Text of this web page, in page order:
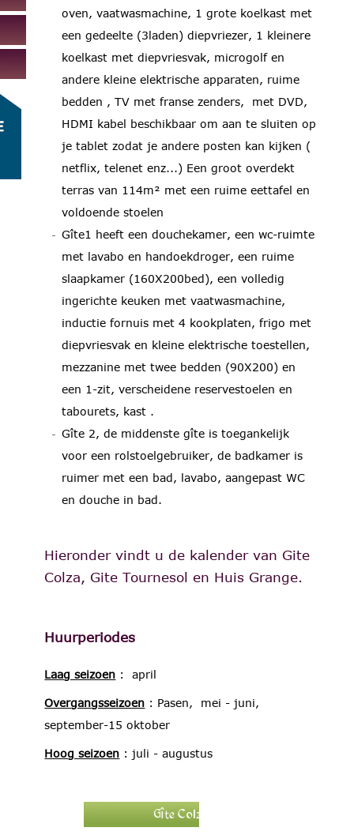
oven, vaatwasmachine, 1 grote koelkast met
een gedeelte (3laden) diepvriezer, 1 kleinere
koelkast met diepvriesvak, microgolf en
andere kleine elektrische apparaten, ruime
bedden , TV met franse zenders, met DVD,
HDMI kabel beschikbaar om aan te sluiten op
je tablet zodat je andere posten kan kijken (
netflix, telenet enz...) Een groot overdekt
terras van 114m² met een ruime eettafel en
voldoende stoelen
Gîte1 heeft een douchekamer, een wc-ruimte
met lavabo en handoekdroger, een ruime
slaapkamer (160X200bed), een volledig
ingerichte keuken met vaatwasmachine,
inductie fornuis met 4 kookplaten, frigo met
diepvriesvak en kleine elektrische toestellen,
mezzanine met twee bedden (90X200) en
een 1-zit, verscheidene reservestoelen en
tabourets, kast .
Gîte 2, de middenste gîte is toegankelijk
voor een rolstoelgebruiker, de badkamer is
ruimer met een bad, lavabo, aangepast WC
en douche in bad.
Hieronder vindt u de kalender van Gite
Colza, Gite Tournesol en Huis Grange.
Huurperiodes
Laag seizoen : april
Overgangsseizoen : Pasen, mei - juni,
september-15 oktober
Hoog seizoen : juli - augustus
Gîte Colza